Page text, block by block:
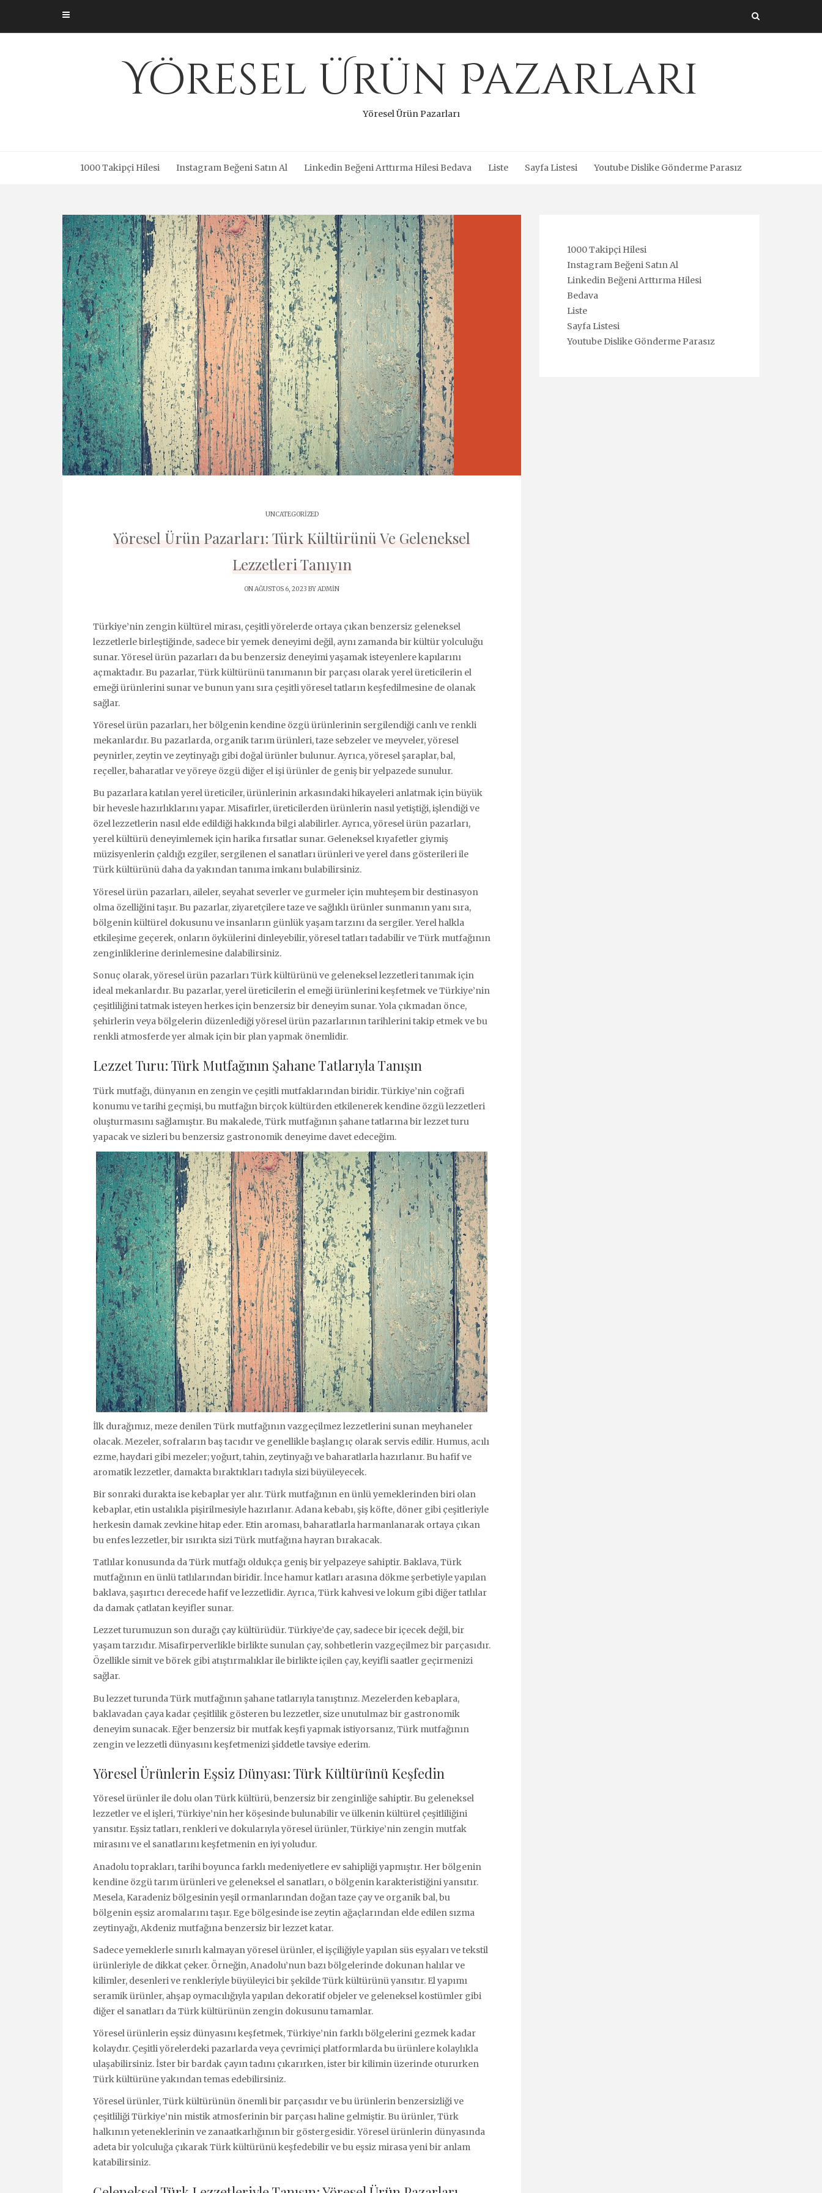
content
Yöresel Ürün Pazarları
Yöresel Ürün Pazarları
1000 Takipçi Hilesi Instagram Beğeni Satın Al Linkedin Beğeni Arttırma Hilesi Bedava Liste Sayfa Listesi Youtube Dislike Gönderme Parasız
UNCATEGORIZED
Yöresel Ürün Pazarları: Türk Kültürünü Ve Geleneksel
Lezzetleri Tanıyın
ON AĞUSTOS 6, 2023 BYADMIN
Türkiye’nin zengin kültürel mirası, çeşitli yörelerde ortaya çıkan benzersiz geleneksel
lezzetlerle birleştiğinde, sadece bir yemek deneyimi değil, aynı zamanda bir kültür yolculuğu
sunar. Yöresel ürün pazarları da bu benzersiz deneyimi yaşamak isteyenlere kapılarını
açmaktadır. Bu pazarlar, Türk kültürünü tanımanın bir parçası olarak yerel üreticilerin el
emeği ürünlerini sunar ve bunun yanı sıra çeşitli yöresel tatların keşfedilmesine de olanak
sağlar.
Yöresel ürün pazarları, her bölgenin kendine özgü ürünlerinin sergilendiği canlı ve renkli
mekanlardır. Bu pazarlarda, organik tarım ürünleri, taze sebzeler ve meyveler, yöresel
peynirler, zeytin ve zeytinyağı gibi doğal ürünler bulunur. Ayrıca, yöresel şaraplar, bal,
reçeller, baharatlar ve yöreye özgü diğer el işi ürünler de geniş bir yelpazede sunulur.
Bu pazarlara katılan yerel üreticiler, ürünlerinin arkasındaki hikayeleri anlatmak için büyük
bir hevesle hazırlıklarını yapar. Misafirler, üreticilerden ürünlerin nasıl yetiştiği, işlendiği ve
özel lezzetlerin nasıl elde edildiği hakkında bilgi alabilirler. Ayrıca, yöresel ürün pazarları,
yerel kültürü deneyimlemek için harika fırsatlar sunar. Geleneksel kıyafetler giymiş
müzisyenlerin çaldığı ezgiler, sergilenen el sanatları ürünleri ve yerel dans gösterileri ile
Türk kültürünü daha da yakından tanıma imkanı bulabilirsiniz.
Yöresel ürün pazarları, aileler, seyahat severler ve gurmeler için muhteşem bir destinasyon
olma özelliğini taşır. Bu pazarlar, ziyaretçilere taze ve sağlıklı ürünler sunmanın yanı sıra,
bölgenin kültürel dokusunu ve insanların günlük yaşam tarzını da sergiler. Yerel halkla
etkileşime geçerek, onların öykülerini dinleyebilir, yöresel tatları tadabilir ve Türk mutfağının
zenginliklerine derinlemesine dalabilirsiniz.
Sonuç olarak, yöresel ürün pazarları Türk kültürünü ve geleneksel lezzetleri tanımak için
ideal mekanlardır. Bu pazarlar, yerel üreticilerin el emeği ürünlerini keşfetmek ve Türkiye’nin
çeşitliliğini tatmak isteyen herkes için benzersiz bir deneyim sunar. Yola çıkmadan önce,
şehirlerin veya bölgelerin düzenlediği yöresel ürün pazarlarının tarihlerini takip etmek ve bu
renkli atmosferde yer almak için bir plan yapmak önemlidir.
Lezzet Turu: Türk Mutfağının Şahane Tatlarıyla Tanışın
Türk mutfağı, dünyanın en zengin ve çeşitli mutfaklarından biridir. Türkiye’nin coğrafi
konumu ve tarihi geçmişi, bu mutfağın birçok kültürden etkilenerek kendine özgü lezzetleri
oluşturmasını sağlamıştır. Bu makalede, Türk mutfağının şahane tatlarına bir lezzet turu
yapacak ve sizleri bu benzersiz gastronomik deneyime davet edeceğim.
İlk durağımız, meze denilen Türk mutfağının vazgeçilmez lezzetlerini sunan meyhaneler
olacak. Mezeler, sofraların baş tacıdır ve genellikle başlangıç olarak servis edilir. Humus, acılı
ezme, haydari gibi mezeler; yoğurt, tahin, zeytinyağı ve baharatlarla hazırlanır. Bu hafif ve
aromatik lezzetler, damakta bıraktıkları tadıyla sizi büyüleyecek.
Bir sonraki durakta ise kebaplar yer alır. Türk mutfağının en ünlü yemeklerinden biri olan
kebaplar, etin ustalıkla pişirilmesiyle hazırlanır. Adana kebabı, şiş köfte, döner gibi çeşitleriyle
herkesin damak zevkine hitap eder. Etin aroması, baharatlarla harmanlanarak ortaya çıkan
bu enfes lezzetler, bir ısırıkta sizi Türk mutfağına hayran bırakacak.
Tatlılar konusunda da Türk mutfağı oldukça geniş bir yelpazeye sahiptir. Baklava, Türk
mutfağının en ünlü tatlılarından biridir. İnce hamur katları arasına dökme şerbetiyle yapılan
baklava, şaşırtıcı derecede hafif ve lezzetlidir. Ayrıca, Türk kahvesi ve lokum gibi diğer tatlılar
da damak çatlatan keyifler sunar.
Lezzet turumuzun son durağı çay kültürüdür. Türkiye’de çay, sadece bir içecek değil, bir
yaşam tarzıdır. Misafirperverlikle birlikte sunulan çay, sohbetlerin vazgeçilmez bir parçasıdır.
Özellikle simit ve börek gibi atıştırmalıklar ile birlikte içilen çay, keyifli saatler geçirmenizi
sağlar.
Bu lezzet turunda Türk mutfağının şahane tatlarıyla tanıştınız. Mezelerden kebaplara,
baklavadan çaya kadar çeşitlilik gösteren bu lezzetler, size unutulmaz bir gastronomik
deneyim sunacak. Eğer benzersiz bir mutfak keşfi yapmak istiyorsanız, Türk mutfağının
zengin ve lezzetli dünyasını keşfetmenizi şiddetle tavsiye ederim.
Yöresel Ürünlerin Eşsiz Dünyası: Türk Kültürünü Keşfedin
Yöresel ürünler ile dolu olan Türk kültürü, benzersiz bir zenginliğe sahiptir. Bu geleneksel
lezzetler ve el işleri, Türkiye’nin her köşesinde bulunabilir ve ülkenin kültürel çeşitliliğini
yansıtır. Eşsiz tatları, renkleri ve dokularıyla yöresel ürünler, Türkiye’nin zengin mutfak
mirasını ve el sanatlarını keşfetmenin en iyi yoludur.
Anadolu toprakları, tarihi boyunca farklı medeniyetlere ev sahipliği yapmıştır. Her bölgenin
kendine özgü tarım ürünleri ve geleneksel el sanatları, o bölgenin karakteristiğini yansıtır.
Mesela, Karadeniz bölgesinin yeşil ormanlarından doğan taze çay ve organik bal, bu
bölgenin eşsiz aromalarını taşır. Ege bölgesinde ise zeytin ağaçlarından elde edilen sızma
zeytinyağı, Akdeniz mutfağına benzersiz bir lezzet katar.
Sadece yemeklerle sınırlı kalmayan yöresel ürünler, el işçiliğiyle yapılan süs eşyaları ve tekstil
ürünleriyle de dikkat çeker. Örneğin, Anadolu’nun bazı bölgelerinde dokunan halılar ve
kilimler, desenleri ve renkleriyle büyüleyici bir şekilde Türk kültürünü yansıtır. El yapımı
seramik ürünler, ahşap oymacılığıyla yapılan dekoratif objeler ve geleneksel kostümler gibi
diğer el sanatları da Türk kültürünün zengin dokusunu tamamlar.
Yöresel ürünlerin eşsiz dünyasını keşfetmek, Türkiye’nin farklı bölgelerini gezmek kadar
kolaydır. Çeşitli yörelerdeki pazarlarda veya çevrimiçi platformlarda bu ürünlere kolaylıkla
ulaşabilirsiniz. İster bir bardak çayın tadını çıkarırken, ister bir kilimin üzerinde otururken
Türk kültürüne yakından temas edebilirsiniz.
Yöresel ürünler, Türk kültürünün önemli bir parçasıdır ve bu ürünlerin benzersizliği ve
çeşitliliği Türkiye’nin mistik atmosferinin bir parçası haline gelmiştir. Bu ürünler, Türk
halkının yeteneklerinin ve zanaatkarlığının bir göstergesidir. Yöresel ürünlerin dünyasında
adeta bir yolculuğa çıkarak Türk kültürünü keşfedebilir ve bu eşsiz mirasa yeni bir anlam
katabilirsiniz.
1000 Takipçi Hilesi
Instagram Beğeni Satın Al
Linkedin Beğeni Arttırma Hilesi
Bedava
Liste
Sayfa Listesi
Youtube Dislike Gönderme Parasız